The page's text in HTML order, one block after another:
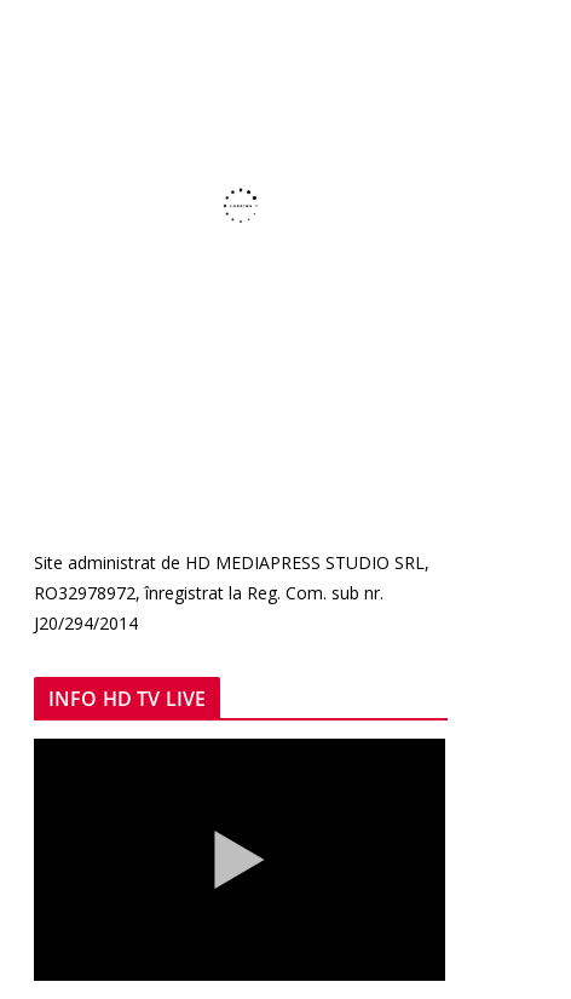
Site administrat de HD MEDIAPRESS STUDIO SRL,
RO32978972, înregistrat la Reg. Com. sub nr.
J20/294/2014
INFO HD TV LIVE